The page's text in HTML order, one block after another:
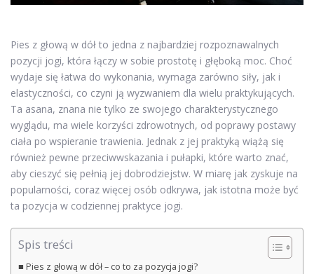
Pies z głową w dół to jedna z najbardziej rozpoznawalnych
pozycji jogi, która łączy w sobie prostotę i głęboką moc. Choć
wydaje się łatwa do wykonania, wymaga zarówno siły, jak i
elastyczności, co czyni ją wyzwaniem dla wielu praktykujących.
Ta asana, znana nie tylko ze swojego charakterystycznego
wyglądu, ma wiele korzyści zdrowotnych, od poprawy postawy
ciała po wspieranie trawienia. Jednak z jej praktyką wiążą się
również pewne przeciwwskazania i pułapki, które warto znać,
aby cieszyć się pełnią jej dobrodziejstw. W miarę jak zyskuje na
popularności, coraz więcej osób odkrywa, jak istotna może być
ta pozycja w codziennej praktyce jogi.
Spis treści
Pies z głową w dół – co to za pozycja jogi?